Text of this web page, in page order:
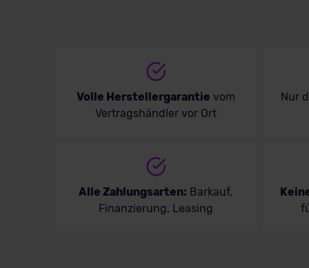
Volle Herstellergarantie vom
Vertragshändler vor Ort
Nur
Alle Zahlungsarten: Barkauf,
Finanzierung, Leasing